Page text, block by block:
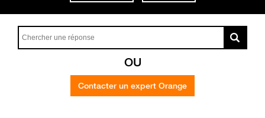
OU
Contacter un expert Orange